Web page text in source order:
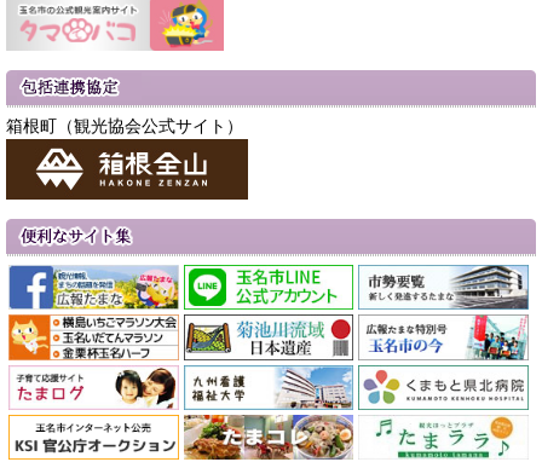
箱根町（観光協会公式サイト）